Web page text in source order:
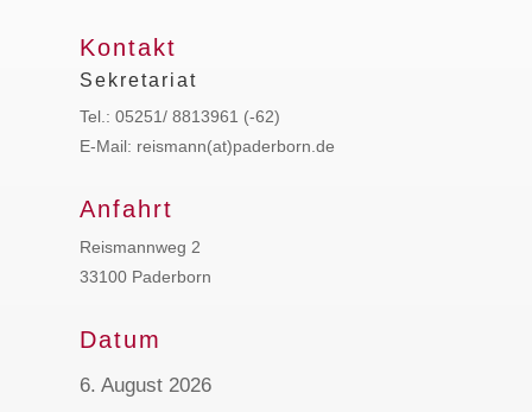
Kontakt
Sekretariat
Tel.: 05251/ 8813961 (-62)
E-Mail: reismann(at)paderborn.de
Anfahrt
Reismannweg 2
33100 Paderborn
Datum
6. August 2026